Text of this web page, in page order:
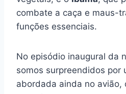
combate a caça e maus-
funções essenciais.
No episódio inaugural da
somos surpreendidos por
abordada ainda no avião,